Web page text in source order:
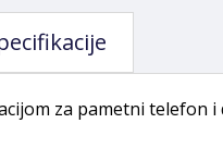
za pametni telefon i